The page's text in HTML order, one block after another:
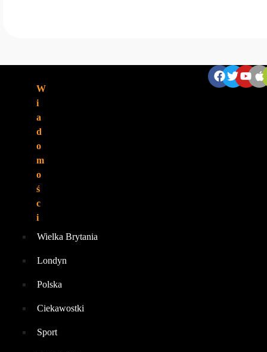
W
i
a
d
o
m
o
ś
c
i
Wielka Brytania
Londyn
Polska
Ciekawostki
Sport